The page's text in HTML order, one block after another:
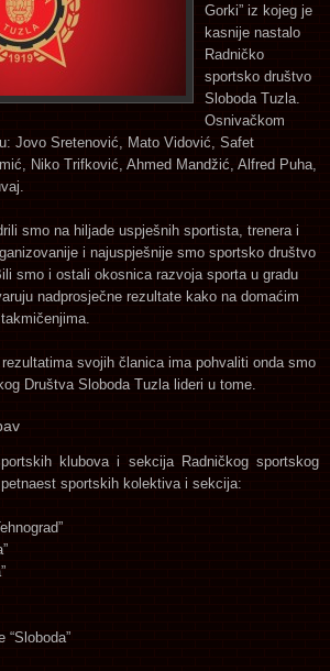
Gorki” iz kojeg je
kasnije nastalo
Radničko
sportsko društvo
Sloboda Tuzla.
Osnivačkom
Jovo Sretenović, Mato Vidović, Safet
Niko Trifković, Ahmed Mandžić, Alfred Puha,
smo na hiljade uspješnih sportista, trenera i
i najuspješnije smo sportsko društvo
smo i ostali okosnica razvoja sporta u gradu
nadprosječne rezultate kako na domaćim
svojih članica ima pohvaliti onda smo
Društva Sloboda Tuzla lideri u tome.
klubova i sekcija Radničkog sportskog
sportskih kolektiva i sekcija: